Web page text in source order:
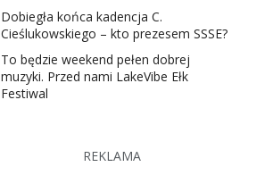
Dobiegła końca kadencja C.
Cieślukowskiego – kto prezesem SSSE?
To będzie weekend pełen dobrej
muzyki. Przed nami LakeVibe Ełk
Festiwal
REKLAMA